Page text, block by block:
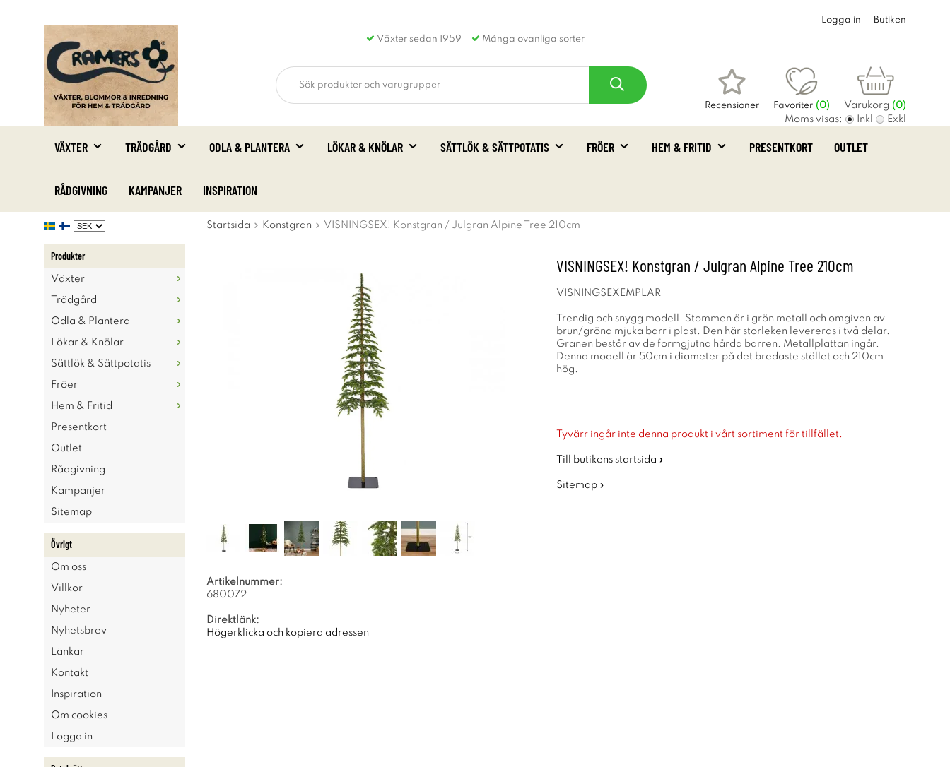
Växter sedan 1959 Många ovanliga sorter
Logga in Butiken
Recensioner Favoriter (0) Varukorg (0)
Moms visas: Inkl Exkl
VÄXTER TRÄDGÅRD ODLA & PLANTERA LÖKAR & KNÖLAR SÄTTLÖK & SÄTTPOTATIS FRÖER HEM & FRITID PRESENTKORT OUTLET
RÅDGIVNING KAMPANJER INSPIRATION
Produkter
Växter
Trädgård
Odla & Plantera
Lökar & Knölar
Sättlök & Sättpotatis
Fröer
Hem & Fritid
Presentkort
Outlet
Rådgivning
Kampanjer
Sitemap
Övrigt
Om oss
Villkor
Nyheter
Nyhetsbrev
Länkar
Kontakt
Inspiration
Om cookies
Logga in
Startsida Konstgran VISNINGSEX! Konstgran / Julgran Alpine Tree 210cm
VISNINGSEX! Konstgran / Julgran Alpine Tree 210cm
VISNINGSEXEMPLAR
Trendig och snygg modell. Stommen är i grön metall och omgiven av
brun/gröna mjuka barr i plast. Den här storleken levereras i två delar.
Granen består av de formgjutna hårda barren. Metallplattan ingår.
Denna modell är 50cm i diameter på det bredaste stället och 210cm
hög.
Tyvärr ingår inte denna produkt i vårt sortiment för tillfället.
Till butikens startsida »
Sitemap »
Artikelnummer:
680072
Direktlänk:
Högerklicka och kopiera adressen